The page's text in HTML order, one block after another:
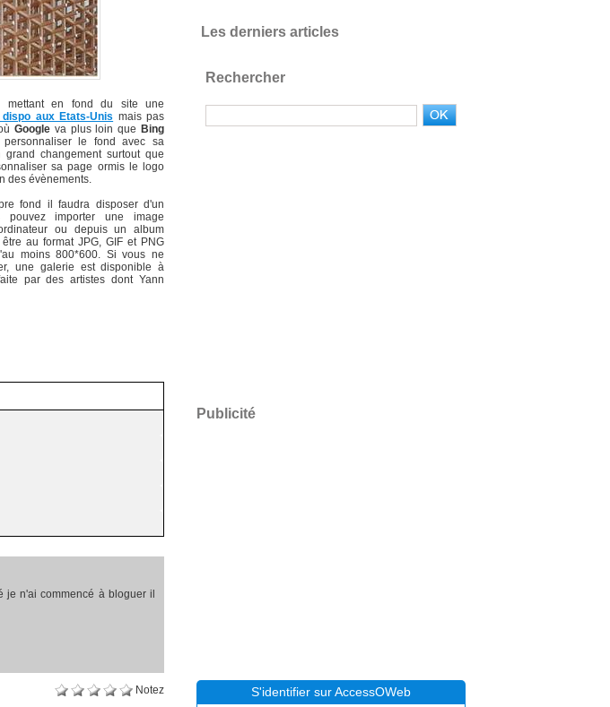
en fond du site une
aux Etats-Unis mais pas
Google va plus loin que Bing
le fond avec sa
changement surtout que
sa page ormis le logo
des évènements.
fond il faudra disposer d'un
pouvez importer une image
ou depuis un album
au format JPG, GIF et PNG
moins 800*600. Si vous ne
une galerie est disponible à
par des artistes dont Yann
je n'ai commencé à bloguer il
Notez
Les derniers articles
Rechercher
Publicité
S'identifier sur AccessOWeb